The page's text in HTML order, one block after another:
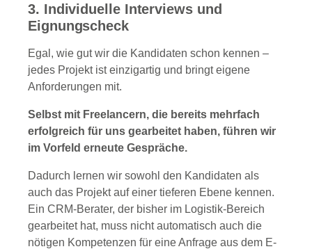
3. Individuelle Interviews und
Eignungscheck
Egal, wie gut wir die Kandidaten schon kennen –
jedes Projekt ist einzigartig und bringt eigene
Anforderungen mit.
Selbst mit Freelancern, die bereits mehrfach
erfolgreich für uns gearbeitet haben, führen wir
im Vorfeld erneute Gespräche.
Dadurch lernen wir sowohl den Kandidaten als
auch das Projekt auf einer tieferen Ebene kennen.
Ein CRM-Berater, der bisher im Logistik-Bereich
gearbeitet hat, muss nicht automatisch auch die
nötigen Kompetenzen für eine Anfrage aus dem E-